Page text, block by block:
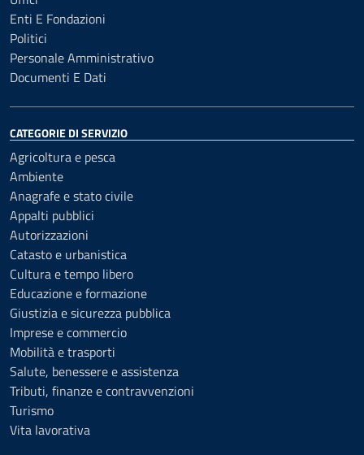
Enti E Fondazioni
Politici
Personale Amministrativo
Documenti E Dati
CATEGORIE DI SERVIZIO
Agricoltura e pesca
Ambiente
Anagrafe e stato civile
Appalti pubblici
Autorizzazioni
Catasto e urbanistica
Cultura e tempo libero
Educazione e formazione
Giustizia e sicurezza pubblica
Imprese e commercio
Mobilità e trasporti
Salute, benessere e assistenza
Tributi, finanze e contravvenzioni
Turismo
Vita lavorativa